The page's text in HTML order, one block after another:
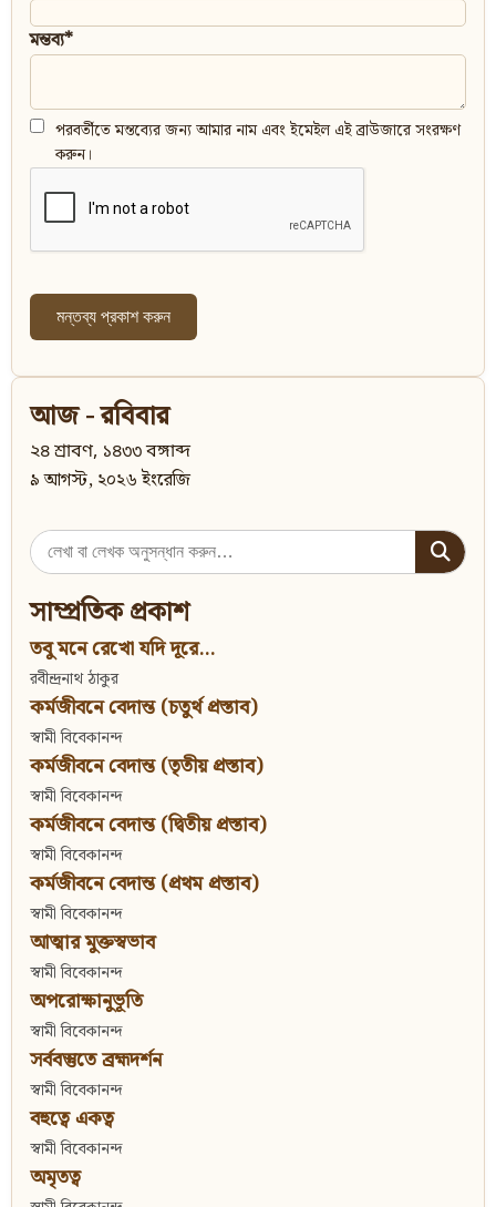
মন্তব্য*
পরবর্তীতে মন্তব্যের জন্য আমার নাম এবং ইমেইল এই ব্রাউজারে সংরক্ষণ
করুন।
আজ - রবিবার
২৪ শ্রাবণ, ১৪৩৩ বঙ্গাব্দ
৯ আগস্ট, ২০২৬ ইংরেজি
Search
for:
সাম্প্রতিক প্রকাশ
তবু মনে রেখো যদি দূরে...
রবীন্দ্রনাথ ঠাকুর
কর্মজীবনে বেদান্ত (চতুর্থ প্রস্তাব)
স্বামী বিবেকানন্দ
কর্মজীবনে বেদান্ত (তৃতীয় প্রস্তাব)
স্বামী বিবেকানন্দ
কর্মজীবনে বেদান্ত (দ্বিতীয় প্রস্তাব)
স্বামী বিবেকানন্দ
কর্মজীবনে বেদান্ত (প্রথম প্রস্তাব)
স্বামী বিবেকানন্দ
আত্মার মুক্তস্বভাব
স্বামী বিবেকানন্দ
অপরোক্ষানুভূতি
স্বামী বিবেকানন্দ
সর্ববস্তুতে ব্রহ্মদর্শন
স্বামী বিবেকানন্দ
বহুত্বে একত্ব
স্বামী বিবেকানন্দ
অমৃতত্ব